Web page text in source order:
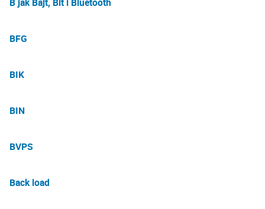
BFG
BIK
BIN
BVPS
Back load